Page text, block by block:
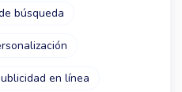
búsqueda
en línea